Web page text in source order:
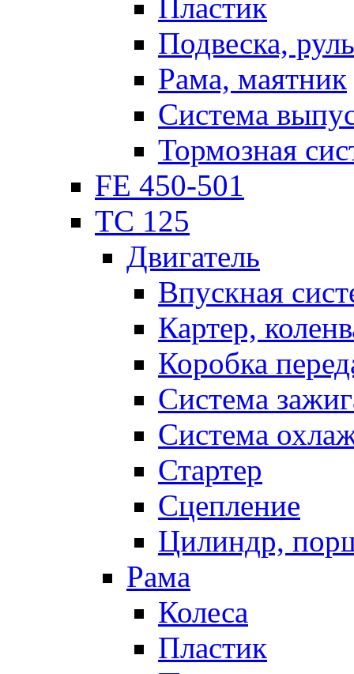
Пластик
Подвеска, руль
Рама, маятник
Система
Тормозная
FE 450-501
TC 125
Двигатель
Впускная
Картер,
Коробка
Система
Система
Стартер
Сцепление
Цилиндр,
Рама
Колеса
Пластик